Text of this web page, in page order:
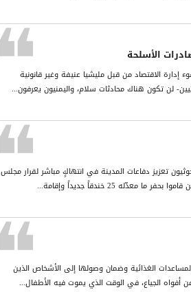
الأسلحة
الاقتصاد من قبل ملیشیا عنیفة وغیر قانونیة
لن تكون ھناك محادثات سلام، والیمنیون یعرفون...
تعزيز دفاعات المدينة في انتهاكٍ مباشر لقرار مجلس
الغذائية وضمان وصولها إلى الأشخاص الذين
أفواه الجياع، في الوقت الذي يموت فيه الأطفال...